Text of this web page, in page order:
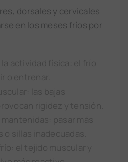
dorsales y cervicales
en los meses fríos por